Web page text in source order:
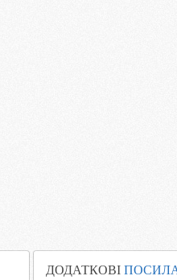
ДОДАТКОВІ